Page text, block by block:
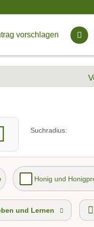
vorschlagen
Suchradius:
Honig und
und Lernen